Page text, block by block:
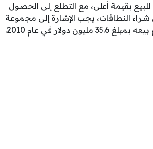
بقيمة أعلى، مع التطلع إلى الحصول
شراء النطاقات، يجب الإشارة إلى مجموعة
من النطاقات التي تباع بملايين الدولارات، مثل insurance.com الذي تم بيعه بمبلغ 35.6 مليون دولار في عام 2010.